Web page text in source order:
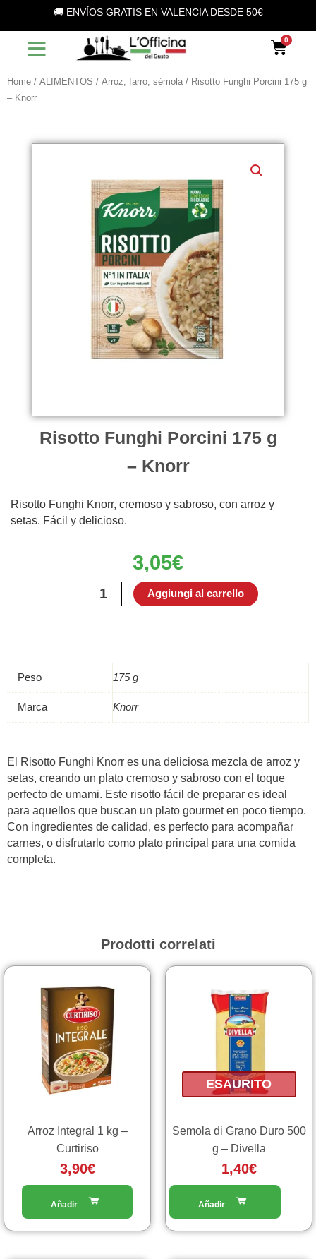
contenuto
🚚 ENVÍOS GRATIS EN VALENCIA DESDE 50€
Home / ALIMENTOS / Arroz, farro, sémola / Risotto Funghi Porcini 175 g
– Knorr
Risotto Funghi Porcini 175 g
– Knorr
Risotto Funghi Knorr, cremoso y sabroso, con arroz y
setas. Fácil y delicioso.
3,05€
Funghi
Aggiungi al carrello
Peso 175 g
Marca Knorr
El Risotto Funghi Knorr es una deliciosa mezcla de arroz y
setas, creando un plato cremoso y sabroso con el toque
perfecto de umami. Este risotto fácil de preparar es ideal
para aquellos que buscan un plato gourmet en poco tiempo.
Con ingredientes de calidad, es perfecto para acompañar
carnes, o disfrutarlo como plato principal para una comida
completa.
Prodotti correlati
Arroz Integral 1 kg –
Curtiriso
3,90€
ESAURITO
Semola di Grano Duro 500
g – Divella
1,40€